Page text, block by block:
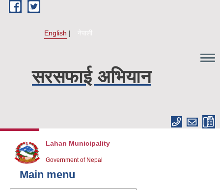
Skip to main content
English नेपाली
सरसफाई अभियान
Lahan Municipality
Government of Nepal
Main menu